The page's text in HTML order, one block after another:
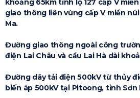
khoảng 65km tỉnh lộ 127 cấp V
giao thông liên vùng cấp V miền
Ma.
Đường giao thông ngoài công
điện Lai Châu và cầu Lai Hà dài
Đường dây tải điện 500kV từ thủy
biến áp 500kV tại Pitoong, tỉnh Sơn